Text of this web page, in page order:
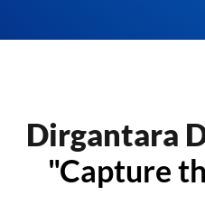
Dirgantara
"Capture